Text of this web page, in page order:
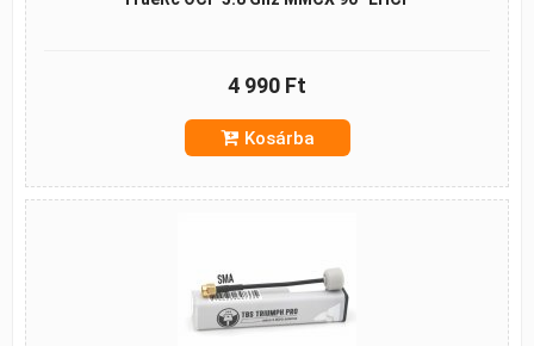
4 990 Ft
Kosárba